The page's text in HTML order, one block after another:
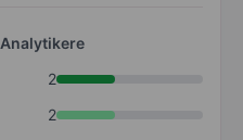
Analytikere
2
2